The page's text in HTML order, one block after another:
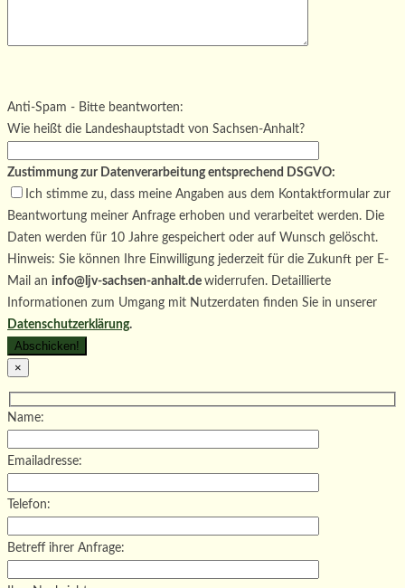
Bitte lasse dieses Feld leer.
Anti-Spam - Bitte beantworten:
Wie heißt die Landeshauptstadt von Sachsen-Anhalt?
Zustimmung zur Datenverarbeitung entsprechend DSGVO:
Ich stimme zu, dass meine Angaben aus dem Kontaktformular zur
Beantwortung meiner Anfrage erhoben und verarbeitet werden. Die
Daten werden für 10 Jahre gespeichert oder auf Wunsch gelöscht.
Hinweis: Sie können Ihre Einwilligung jederzeit für die Zukunft per E-
Mail an info@ljv-sachsen-anhalt.de widerrufen. Detaillierte
Informationen zum Umgang mit Nutzerdaten finden Sie in unserer
Datenschutzerklärung.
×
Name:
Emailadresse:
Telefon:
Betreff ihrer Anfrage: